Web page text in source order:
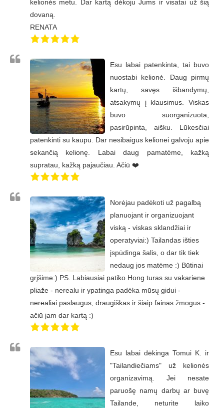
kelionės metu. Dar kartą dėkoju Jums ir visatai už šią
dovaną.
RENATA
Esu labai patenkinta, tai buvo
nuostabi kelionė. Daug pirmų
kartų, savęs išbandymų,
atsakymų į klausimus. Viskas
buvo suorganizuota,
pasirūpinta, aišku. Lūkesčiai
patenkinti su kaupu. Dar nesibaigus kelionei galvoju apie
sekančią kelionę. Labai daug pamatėme, kažką
supratau, kažką pajaučiau. Ačiū ❤️
Norėjau padėkoti už pagalbą
planuojant ir organizuojant
viską - viskas sklandžiai ir
operatyviai:) Tailandas išties
įspūdinga šalis, o dar tik tiek
nedaug jos matėme :) Būtinai
grįšime:) PS. Labiausiai patiko Hong turas su vakariene
pliaže - nerealu ir ypatinga padėka mūsų gidui -
nerealiai paslaugus, draugiškas ir šiaip fainas žmogus -
ačiū jam dar kartą :)
Esu labai dėkinga Tomui K. ir
"Tailandiečiams" už kelionės
organizavimą. Jei nesate
paruošę namų darbų ar buvę
Tailande, neturite laiko